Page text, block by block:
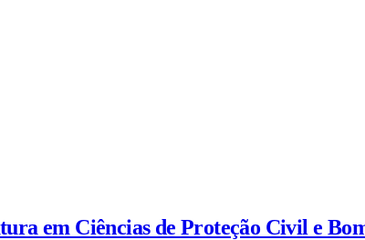
em Ciências de Proteção Civil e